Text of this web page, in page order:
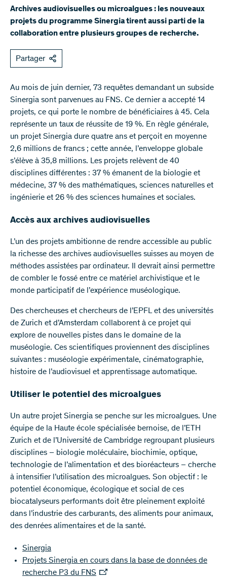
Archives audiovisuelles ou microalgues : les nouveaux
projets du programme Sinergia tirent aussi parti de la
collaboration entre plusieurs groupes de recherche.
Partager
Au mois de juin dernier, 73 requêtes demandant un subside
Sinergia sont parvenues au FNS. Ce dernier a accepté 14
projets, ce qui porte le nombre de bénéficiaires à 45. Cela
représente un taux de réussite de 19 %. En règle générale,
un projet Sinergia dure quatre ans et perçoit en moyenne
2,6 millions de francs ; cette année, l’enveloppe globale
s’élève à 35,8 millions. Les projets relèvent de 40
disciplines différentes : 37 % émanent de la biologie et
médecine, 37 % des mathématiques, sciences naturelles et
ingénierie et 26 % des sciences humaines et sociales.
Accès aux archives audiovisuelles
L’un des projets ambitionne de rendre accessible au public
la richesse des archives audiovisuelles suisses au moyen de
méthodes assistées par ordinateur. Il devrait ainsi permettre
de combler le fossé entre ce matériel archivistique et le
monde participatif de l’expérience muséologique.
Des chercheuses et chercheurs de l’EPFL et des universités
de Zurich et d’Amsterdam collaborent à ce projet qui
explore de nouvelles pistes dans le domaine de la
muséologie. Ces scientifiques proviennent des disciplines
suivantes : muséologie expérimentale, cinématographie,
histoire de l’audiovisuel et apprentissage automatique.
Utiliser le potentiel des microalgues
Un autre projet Sinergia se penche sur les microalgues. Une
équipe de la Haute école spécialisée bernoise, de l’ETH
Zurich et de l’Université de Cambridge regroupant plusieurs
disciplines – biologie moléculaire, biochimie, optique,
technologie de l’alimentation et des bioréacteurs – cherche
à intensifier l’utilisation des microalgues. Son objectif : le
potentiel économique, écologique et social de ces
biocatalyseurs performants doit être pleinement exploité
dans l’industrie des carburants, des aliments pour animaux,
des denrées alimentaires et de la santé.
Sinergia
Projets Sinergia en cours dans la base de données de
recherche P3 du FNS